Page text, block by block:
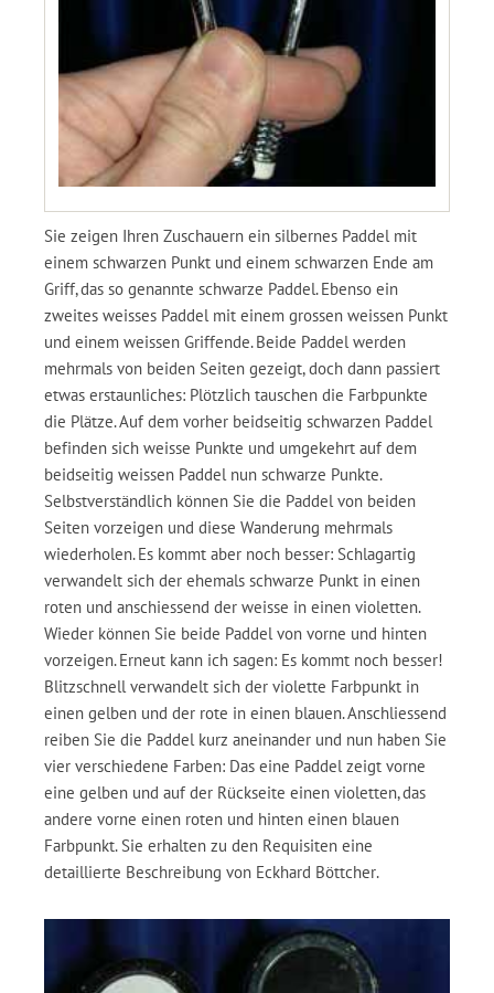
Sie zeigen Ihren Zuschauern ein silbernes Paddel mit
einem schwarzen Punkt und einem schwarzen Ende am
Griff, das so genannte schwarze Paddel. Ebenso ein
zweites weisses Paddel mit einem grossen weissen Punkt
und einem weissen Griffende. Beide Paddel werden
mehrmals von beiden Seiten gezeigt, doch dann passiert
etwas erstaunliches: Plötzlich tauschen die Farbpunkte
die Plätze. Auf dem vorher beidseitig schwarzen Paddel
befinden sich weisse Punkte und umgekehrt auf dem
beidseitig weissen Paddel nun schwarze Punkte.
Selbstverständlich können Sie die Paddel von beiden
Seiten vorzeigen und diese Wanderung mehrmals
wiederholen. Es kommt aber noch besser: Schlagartig
verwandelt sich der ehemals schwarze Punkt in einen
roten und anschiessend der weisse in einen violetten.
Wieder können Sie beide Paddel von vorne und hinten
vorzeigen. Erneut kann ich sagen: Es kommt noch besser!
Blitzschnell verwandelt sich der violette Farbpunkt in
einen gelben und der rote in einen blauen. Anschliessend
reiben Sie die Paddel kurz aneinander und nun haben Sie
vier verschiedene Farben: Das eine Paddel zeigt vorne
eine gelben und auf der Rückseite einen violetten, das
andere vorne einen roten und hinten einen blauen
Farbpunkt. Sie erhalten zu den Requisiten eine
detaillierte Beschreibung von Eckhard Böttcher.